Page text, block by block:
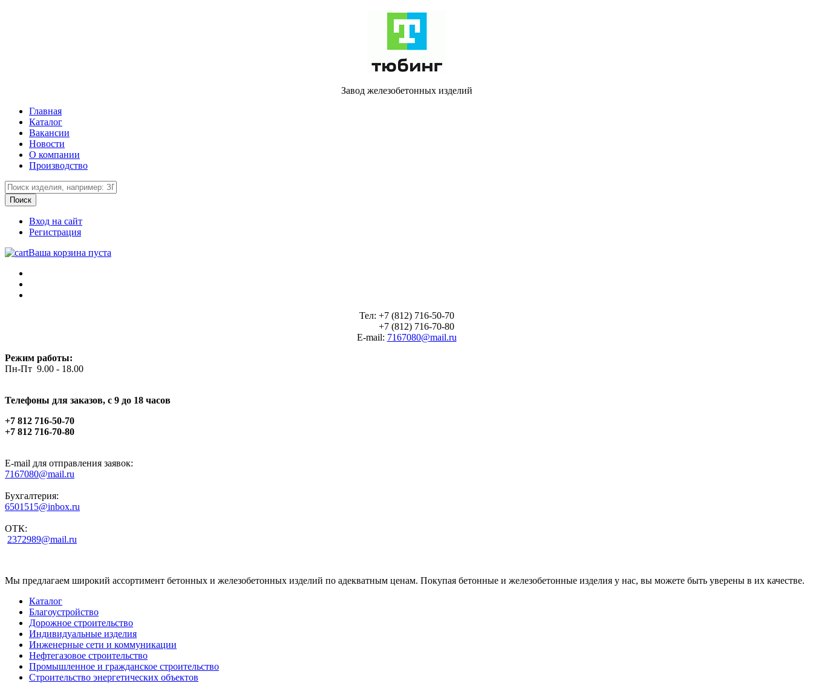
Завод железобетонных изделий
Главная
Каталог
Вакансии
Новости
О компании
Производство
Вход на сайт
Регистрация
Ваша корзина пуста
Тел: +7 (812) 716-50-70
+7 (812) 716-70-80
E-mail: 7167080@mail.ru
Режим работы:
Пн-Пт 9.00 - 18.00
Телефоны для заказов, c 9 до 18 часов
+7 812 716-50-70
+7 812 716-70-80
E-mail для отправления заявок:
7167080@mail.ru
Бухгалтерия:
6501515@inbox.ru
ОТК:
2372989@mail.ru
Мы предлагаем широкий ассортимент бетонных и железобетонных изделий по адекватным ценам. Покупая бетонные и железобетонные изделия у нас, вы можете быть уверены в их качестве.
Каталог
Благоустройство
Дорожное строительство
Индивидуальные изделия
Инженерные сети и коммуникации
Нефтегазовое строительство
Промышленное и гражданское строительство
Строительство энергетических объектов